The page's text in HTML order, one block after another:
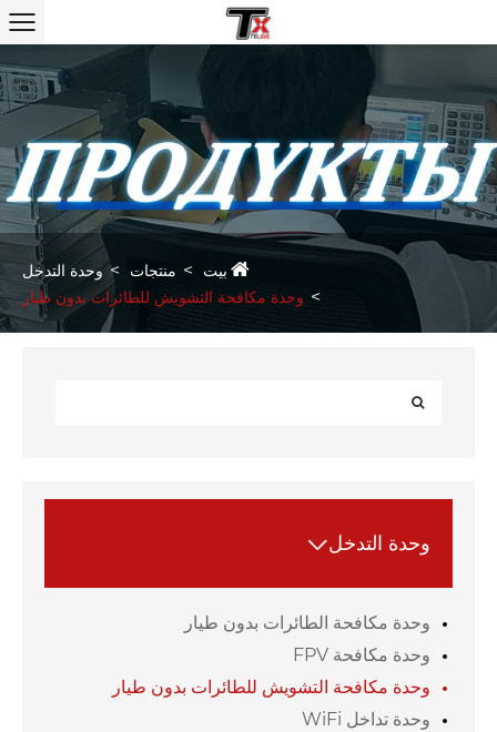
بيت منتجات
وحدة التدخل
وحدة مكافحة التشويش للطائرات بدون طيار
وحدة التدخل
وحدة مكافحة الطائرات بدون طيار
وحدة مكافحة FPV
وحدة مكافحة التشويش للطائرات بدون طيار
وحدة تداخل WiFi